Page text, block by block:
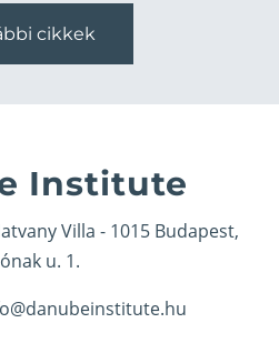
cikkek
Institute
Villa - 1015 Budapest,
u. 1.